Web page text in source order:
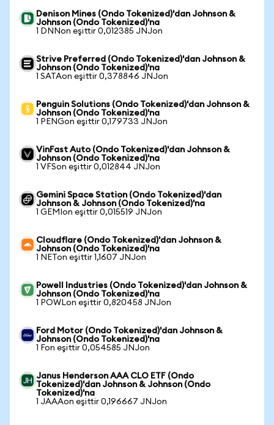
Denison Mines (Ondo Tokenized)'dan Johnson &
Johnson (Ondo Tokenized)'na
1 DNNon eşittir 0,012385 JNJon
Strive Preferred (Ondo Tokenized)'dan Johnson &
Johnson (Ondo Tokenized)'na
1 SATAon eşittir 0,378846 JNJon
Penguin Solutions (Ondo Tokenized)'dan Johnson &
Johnson (Ondo Tokenized)'na
1 PENGon eşittir 0,179733 JNJon
VinFast Auto (Ondo Tokenized)'dan Johnson &
Johnson (Ondo Tokenized)'na
1 VFSon eşittir 0,012844 JNJon
Gemini Space Station (Ondo Tokenized)'dan
Johnson & Johnson (Ondo Tokenized)'na
1 GEMIon eşittir 0,015519 JNJon
Cloudflare (Ondo Tokenized)'dan Johnson &
Johnson (Ondo Tokenized)'na
1 NETon eşittir 1,1607 JNJon
Powell Industries (Ondo Tokenized)'dan Johnson &
Johnson (Ondo Tokenized)'na
1 POWLon eşittir 0,820458 JNJon
Ford Motor (Ondo Tokenized)'dan Johnson &
Johnson (Ondo Tokenized)'na
1 Fon eşittir 0,054585 JNJon
Janus Henderson AAA CLO ETF (Ondo
Tokenized)'dan Johnson & Johnson (Ondo
Tokenized)'na
1 JAAAon eşittir 0,196667 JNJon